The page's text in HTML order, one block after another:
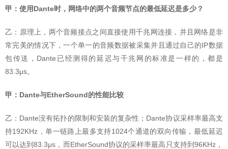
甲：使用Dante时，网络中的两个音频节点的最低延迟是多少？
乙：原理上，两个音频接点之间直接使用千兆网连接，并且网络是非
常完美的情况下，一个单一的音频数据被采集并且通过自己的IP数据
包传送，Dante已经测得的延迟与千兆网的标准是一样的，都是
83.3μs。
甲：Dante与EtherSound的性能比较
乙：Dante没有拓扑的限制和安装的复杂性；Dante协议采样率最高支
持192KHz，单一链路上最多支持1024个通道的双向传输，最低延迟
可以达到83.3μs，而EtherSound协议的采样率最高只支持到96KHz，